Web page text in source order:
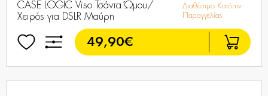
CASE LOGIC Viso Τσάντα Ώμου/
Χειρός για DSLR Μαύρη
Διαθέσιμο Κατόπιν
Παραγγελίας
49,90€